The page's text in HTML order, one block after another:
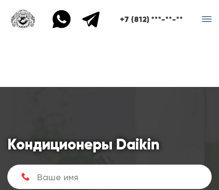
+7 (812) ***-**-**
Кондиционеры Daikin